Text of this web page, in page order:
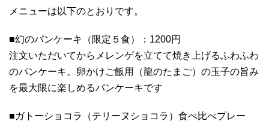
メニューは以下のとおりです。
■幻のパンケーキ（限定５食）：1200円
注文いただいてからメレンゲを立てて焼き上げるふわふわ
のパンケーキ。卵かけご飯用（龍のたまご）の玉子の旨み
を最大限に楽しめるパンケーキです
■ガトーショコラ（テリーヌショコラ）食べ比べプレー